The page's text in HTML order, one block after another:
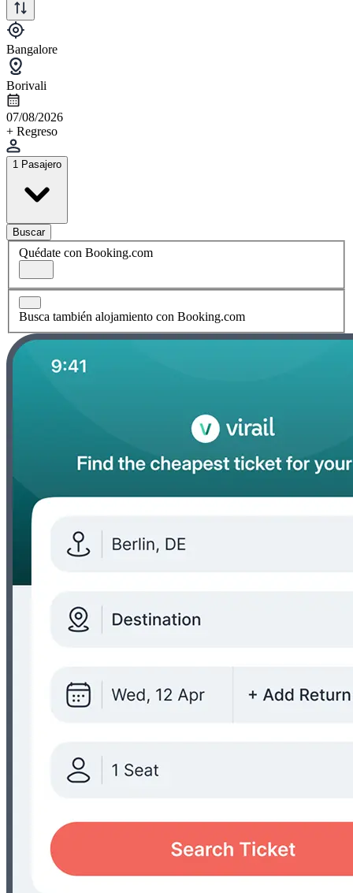
Bangalore
Borivali
07/08/2026
+ Regreso
1 Pasajero
Buscar
Quédate con Booking.com
Busca también alojamiento con Booking.com